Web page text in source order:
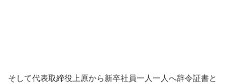
そして代表取締役上原から新卒社員一人一人へ辞令証書と